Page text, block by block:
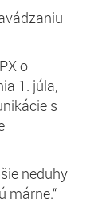
o
1. júla,
s
neduhy
márne.“